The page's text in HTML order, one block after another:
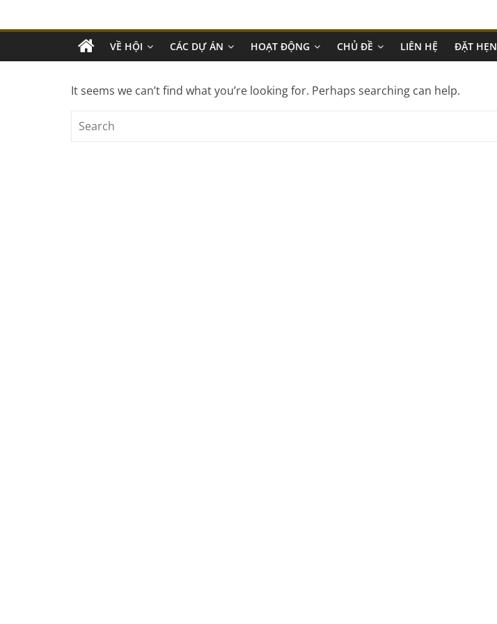
VỀ HỘI CÁC DỰ ÁN HOẠT ĐỘNG CHỦ ĐỀ LIÊN HỆ ĐẶT HẸN
It seems we can’t find what you’re looking for. Perhaps searching can help.